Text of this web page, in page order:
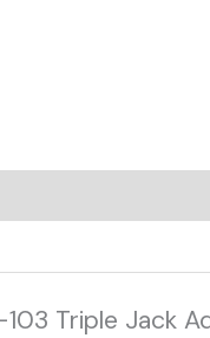
Triple Jack